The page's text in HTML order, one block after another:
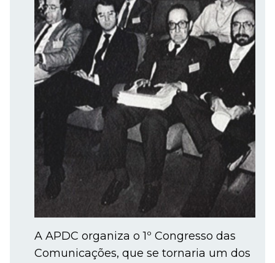
A APDC organiza o 1º Congresso das
Comunicações, que se tornaria um dos